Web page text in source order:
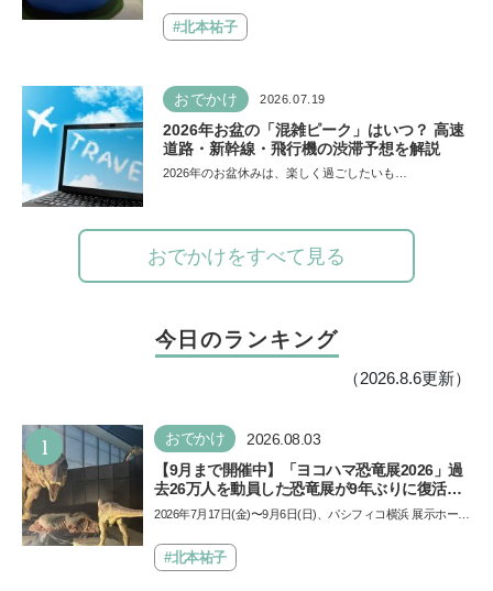
楽しめる注目イベント
#北本祐子
おでかけ 2026.07.19
2026年お盆の「混雑ピーク」はいつ？ 高速
道路・新幹線・飛行機の渋滞予想を解説
2026年のお盆休みは、楽しく過ごしたいも…
おでかけをすべて見る
今日のランキング
（2026.8.6更新）
1 おでかけ 2026.08.03
【9月まで開催中】「ヨコハマ恐竜展2026」過
去26万人を動員した恐竜展が9年ぶりに復活！
夏休みのおでかけで楽しむポイントを完全ガイ
2026年7月17日(金)〜9月6日(日)、パシフィコ横浜 展示ホール
催…#北本祐子